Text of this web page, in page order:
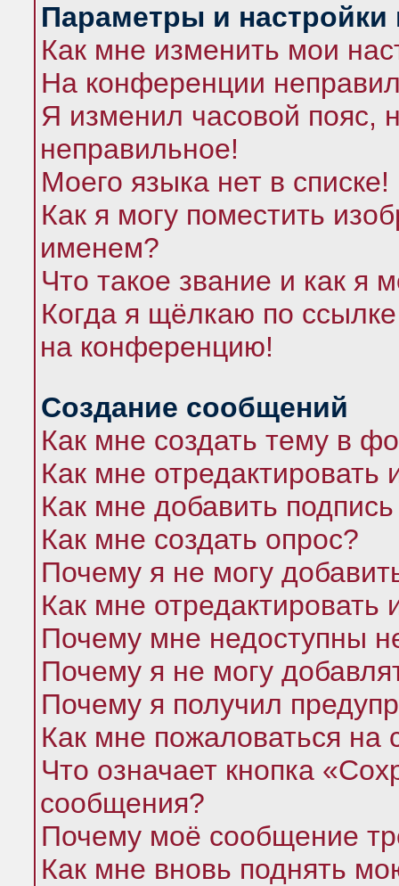
Параметры и настройки
Как мне изменить мои
На конференции
Я изменил часовой пояс,
неправильное!
Моего языка нет в списке!
Как я могу поместить
именем?
Что такое звание и как я
Когда я щёлкаю по
на конференцию!
Создание сообщений
Как мне создать тему в
Как мне
Как мне добавить
Как мне создать опрос?
Почему я не могу
Как мне отредактировать
Почему мне недоступны
Почему я не могу
Почему я получил
Как мне пожаловаться
Что означает кнопка
сообщения?
Почему моё сообщение
Как мне вновь поднять